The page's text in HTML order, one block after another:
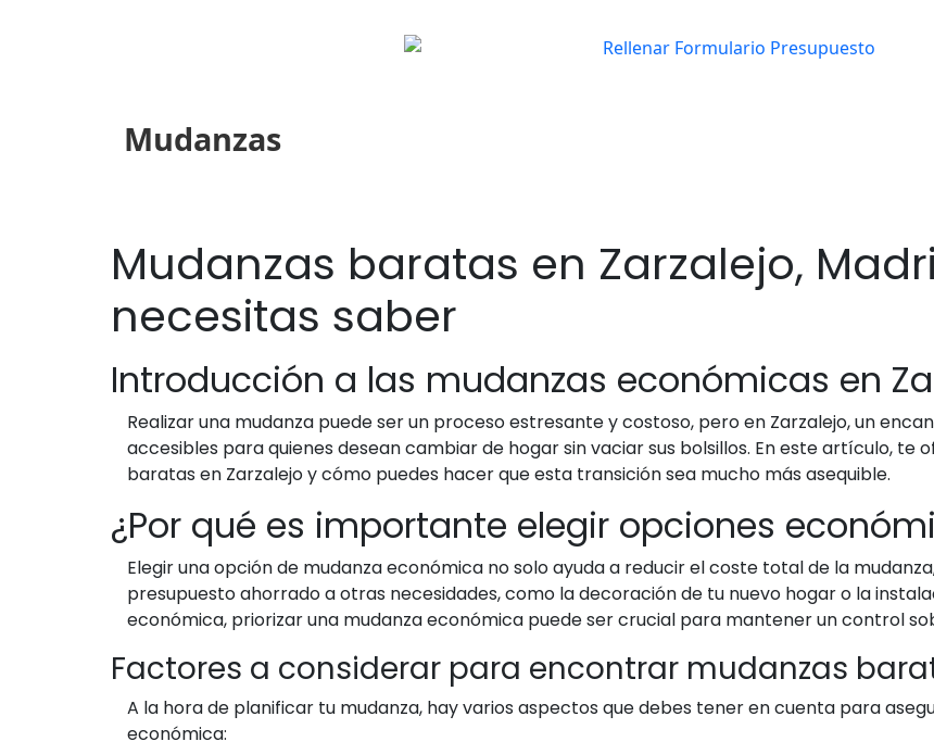
Mudanzas
Mudanzas baratas en Zarzalejo,
necesitas saber
Introducción a las mudanzas económicas en
Realizar una mudanza puede ser un proceso estresante y costoso, pero en Zarzalejo, un
accesibles para quienes desean cambiar de hogar sin vaciar sus bolsillos. En este artículo,
baratas en Zarzalejo y cómo puedes hacer que esta transición sea mucho más asequible.
¿Por qué es importante elegir opciones
Elegir una opción de mudanza económica no solo ayuda a reducir el coste total de la
presupuesto ahorrado a otras necesidades, como la decoración de tu nuevo hogar o la
económica, priorizar una mudanza económica puede ser crucial para mantener un control
Factores a considerar para encontrar mudanzas
A la hora de planificar tu mudanza, hay varios aspectos que debes tener en cuenta para
económica: